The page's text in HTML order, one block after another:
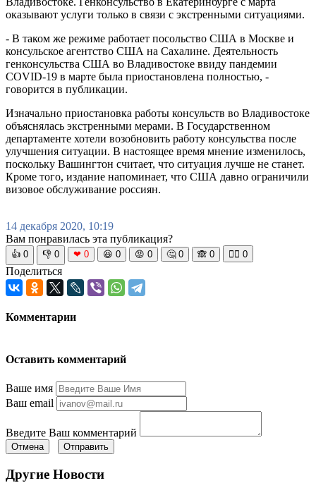
оказывают услуги только в связи с экстренными ситуациями.
- В таком же режиме работает посольство США в Москве и
консульское агентство США на Сахалине. Деятельность
генконсульства США во Владивостоке ввиду пандемии
COVID-19 в марте была приостановлена полностью, -
говорится в публикации.
Изначально приостановка работы консульств во Владивостоке
объяснялась экстренными мерами. В Государственном
департаменте хотели возобновить работу консульства после
улучшения ситуации. В настоящее время мнение изменилось,
поскольку Вашингтон считает, что ситуация лучше не станет.
Кроме того, издание напоминает, что США давно ограничили
визовое обслуживание россиян.
14 декабря 2020, 10:19
Вам понравилась эта публикация?
👍 0 👎 0 ❤ 0 😆 0 😡 0 🤔 0 🙈 0 🧘‍♀️ 0
Поделиться
Комментарии
Оставить комментарий
Ваше имя
Ваш email
Введите Ваш комментарий
Отмена Отправить
Другие Новости